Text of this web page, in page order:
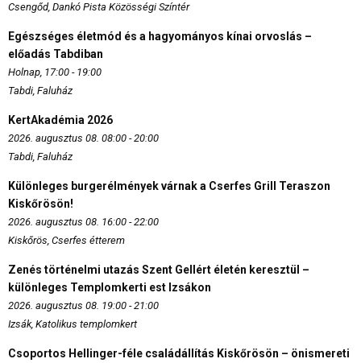
Csengőd, Dankó Pista Közösségi Színtér
Egészséges életmód és a hagyományos kínai orvoslás –
előadás Tabdiban
Holnap, 17:00 - 19:00
Tabdi, Faluház
KertAkadémia 2026
2026. augusztus 08. 08:00 - 20:00
Tabdi, Faluház
Különleges burgerélmények várnak a Cserfes Grill Teraszon
Kiskőrösön!
2026. augusztus 08. 16:00 - 22:00
Kiskőrös, Cserfes étterem
Zenés történelmi utazás Szent Gellért életén keresztül –
különleges Templomkerti est Izsákon
2026. augusztus 08. 19:00 - 21:00
Izsák, Katolikus templomkert
Csoportos Hellinger-féle családállítás Kiskőrösön – önismereti